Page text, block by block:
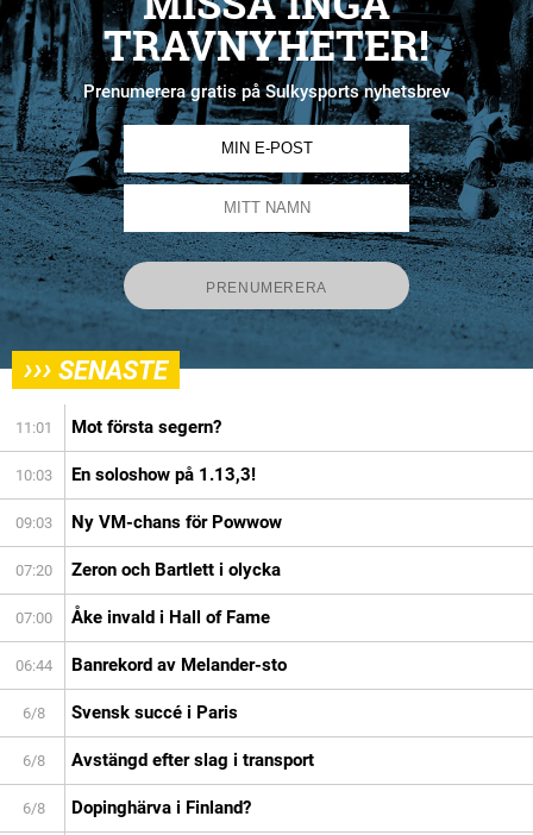
TRAVNYHETER!
Prenumerera gratis på Sulkysports nyhetsbrev
››› SENASTE
11:01 Mot första segern?
10:03 En soloshow på 1.13,3!
09:03 Ny VM-chans för Powwow
07:20 Zeron och Bartlett i olycka
07:00 Åke invald i Hall of Fame
06:44 Banrekord av Melander-sto
6/8 Svensk succé i Paris
6/8 Avstängd efter slag i transport
6/8 Dopinghärva i Finland?